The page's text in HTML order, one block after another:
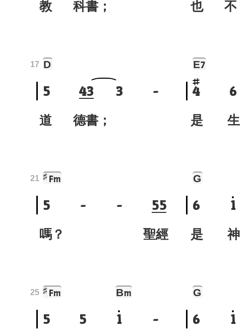
教 科書； 也
D
5 43 3 -
17
道 德書；
E7
4 6
是
♯ Fm
5 - - 55
21
嗎？ 聖經
G
6 1
是
♯ Fm Bm
5 5 1 -
25 G
6 1